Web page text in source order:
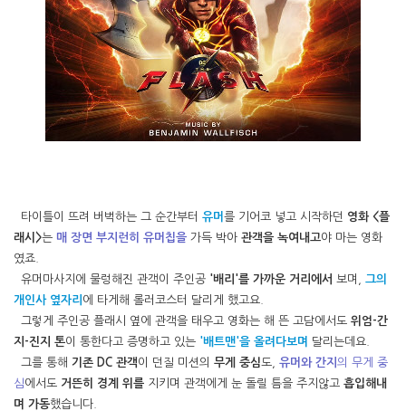
타이틀이 뜨려 버벅하는 그 순간부터 유머 를 기어코 넣고 시작하던 영화 <플
래시>는 매 장면 부지런히 유머칩을 가득 박아 관객을 녹여내고야 마는 영화
였죠.
유머마사지에 물렁해진 관객이 주인공 '배리'를 가까운 거리에서 보며, 그의
개인사 옆자리 에 타게해 롤러코스터 달리게 했고요.
그렇게 주인공 플래시 옆에 관객을 태우고 영화는 해 뜬 고담에서도 위엄-간
지-진지 톤이 통한다고 증명하고 있는 '배트맨'을 올려다보며
달리는데요.
그를 통해 기존 DC 관객이 던질 미션의 무게 중심도, 유머와 간지 의 무게 중
심에서도 거뜬히 경계 위를 지키며 관객에게 눈 돌릴 틈을 주지않고 흡입해내
며 가동했습니다.